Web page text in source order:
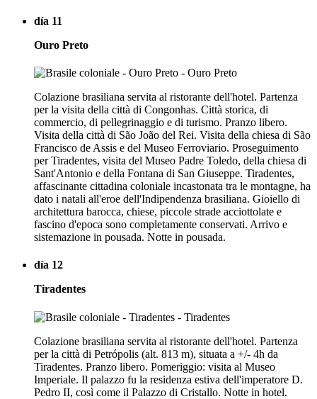
día 11
Ouro Preto
Colazione brasiliana servita al ristorante dell'hotel. Partenza
per la visita della città di Congonhas. Città storica, di
commercio, di pellegrinaggio e di turismo. Pranzo libero.
Visita della città di São João del Rei. Visita della chiesa di São
Francisco de Assis e del Museo Ferroviario. Proseguimento
per Tiradentes, visita del Museo Padre Toledo, della chiesa di
Sant'Antonio e della Fontana di San Giuseppe. Tiradentes,
affascinante cittadina coloniale incastonata tra le montagne, ha
dato i natali all'eroe dell'Indipendenza brasiliana. Gioiello di
architettura barocca, chiese, piccole strade acciottolate e
fascino d'epoca sono completamente conservati. Arrivo e
sistemazione in pousada. Notte in pousada.
día 12
Tiradentes
Colazione brasiliana servita al ristorante dell'hotel. Partenza
per la città di Petrópolis (alt. 813 m), situata a +/- 4h da
Tiradentes. Pranzo libero. Pomeriggio: visita al Museo
Imperiale. Il palazzo fu la residenza estiva dell'imperatore D.
Pedro II, così come il Palazzo di Cristallo. Notte in hotel.